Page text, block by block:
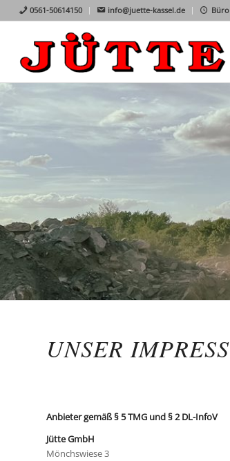
0561-50614150 info@juette-kassel.de
UNSER
Anbieter gemäß § 5 TMG und § 2 DL-InfoV
Jütte GmbH
Mönchswiese 3